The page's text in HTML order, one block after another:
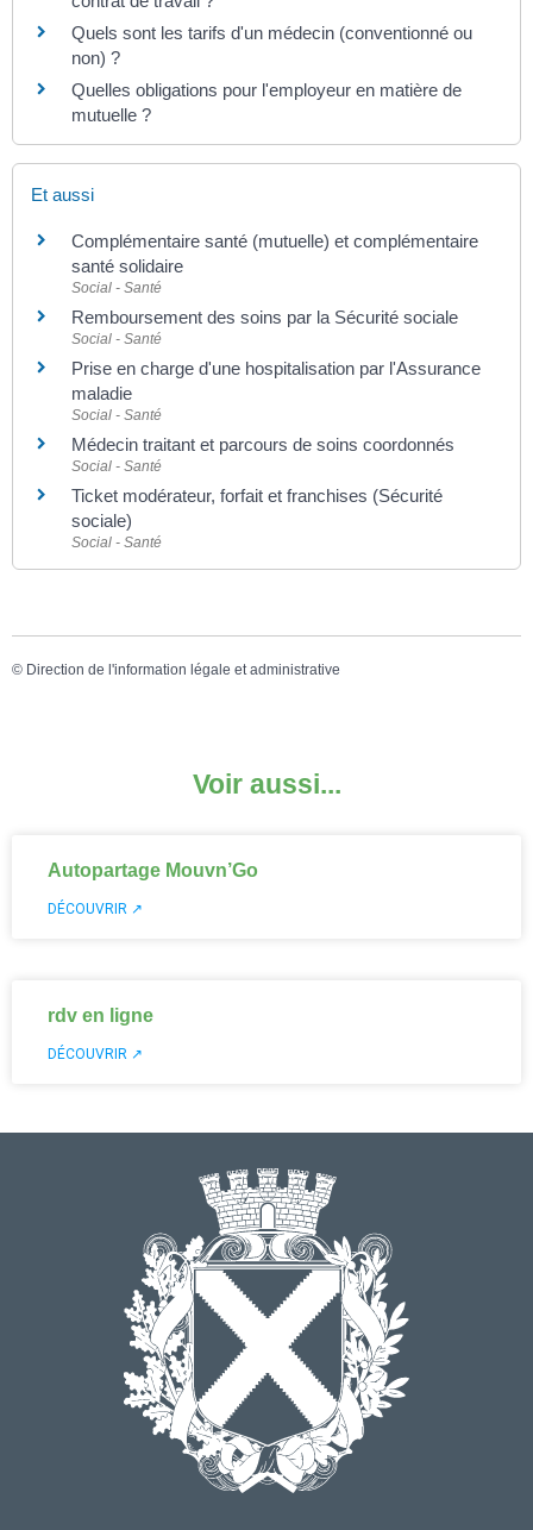
Quels sont les tarifs d'un médecin (conventionné ou
non) ?
Quelles obligations pour l'employeur en matière de
mutuelle ?
Et aussi
Complémentaire santé (mutuelle) et complémentaire
santé solidaire
Social - Santé
Remboursement des soins par la Sécurité sociale
Social - Santé
Prise en charge d'une hospitalisation par l'Assurance
maladie
Social - Santé
Médecin traitant et parcours de soins coordonnés
Social - Santé
Ticket modérateur, forfait et franchises (Sécurité
sociale)
Social - Santé
© Direction de l'information légale et administrative
Voir aussi...
Autopartage Mouvn’Go
DÉCOUVRIR ↗
rdv en ligne
DÉCOUVRIR ↗